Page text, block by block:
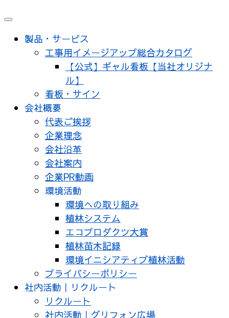
製品・サービス
工事用イメージアップ総合カタログ
【公式】ギャル看板【当社オリジナ
ル】
看板・サイン
会社概要
代表ご挨拶
企業理念
会社沿革
会社案内
企業PR動画
環境活動
環境への取り組み
植林システム
エコプロダクツ大賞
植林苗木記録
環境イニシアティブ植林活動
プライバシーポリシー
社内活動｜リクルート
リクルート
社内活動｜グリフォン広場